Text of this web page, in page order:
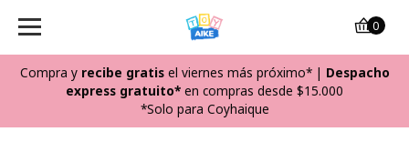
Compra y recibe gratisel viernes más próximo*| Despacho
express gratuito* en compras desde $15.000
*Solo para Coyhaique
0